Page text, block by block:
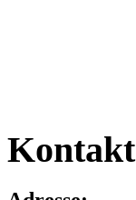
Kontakt